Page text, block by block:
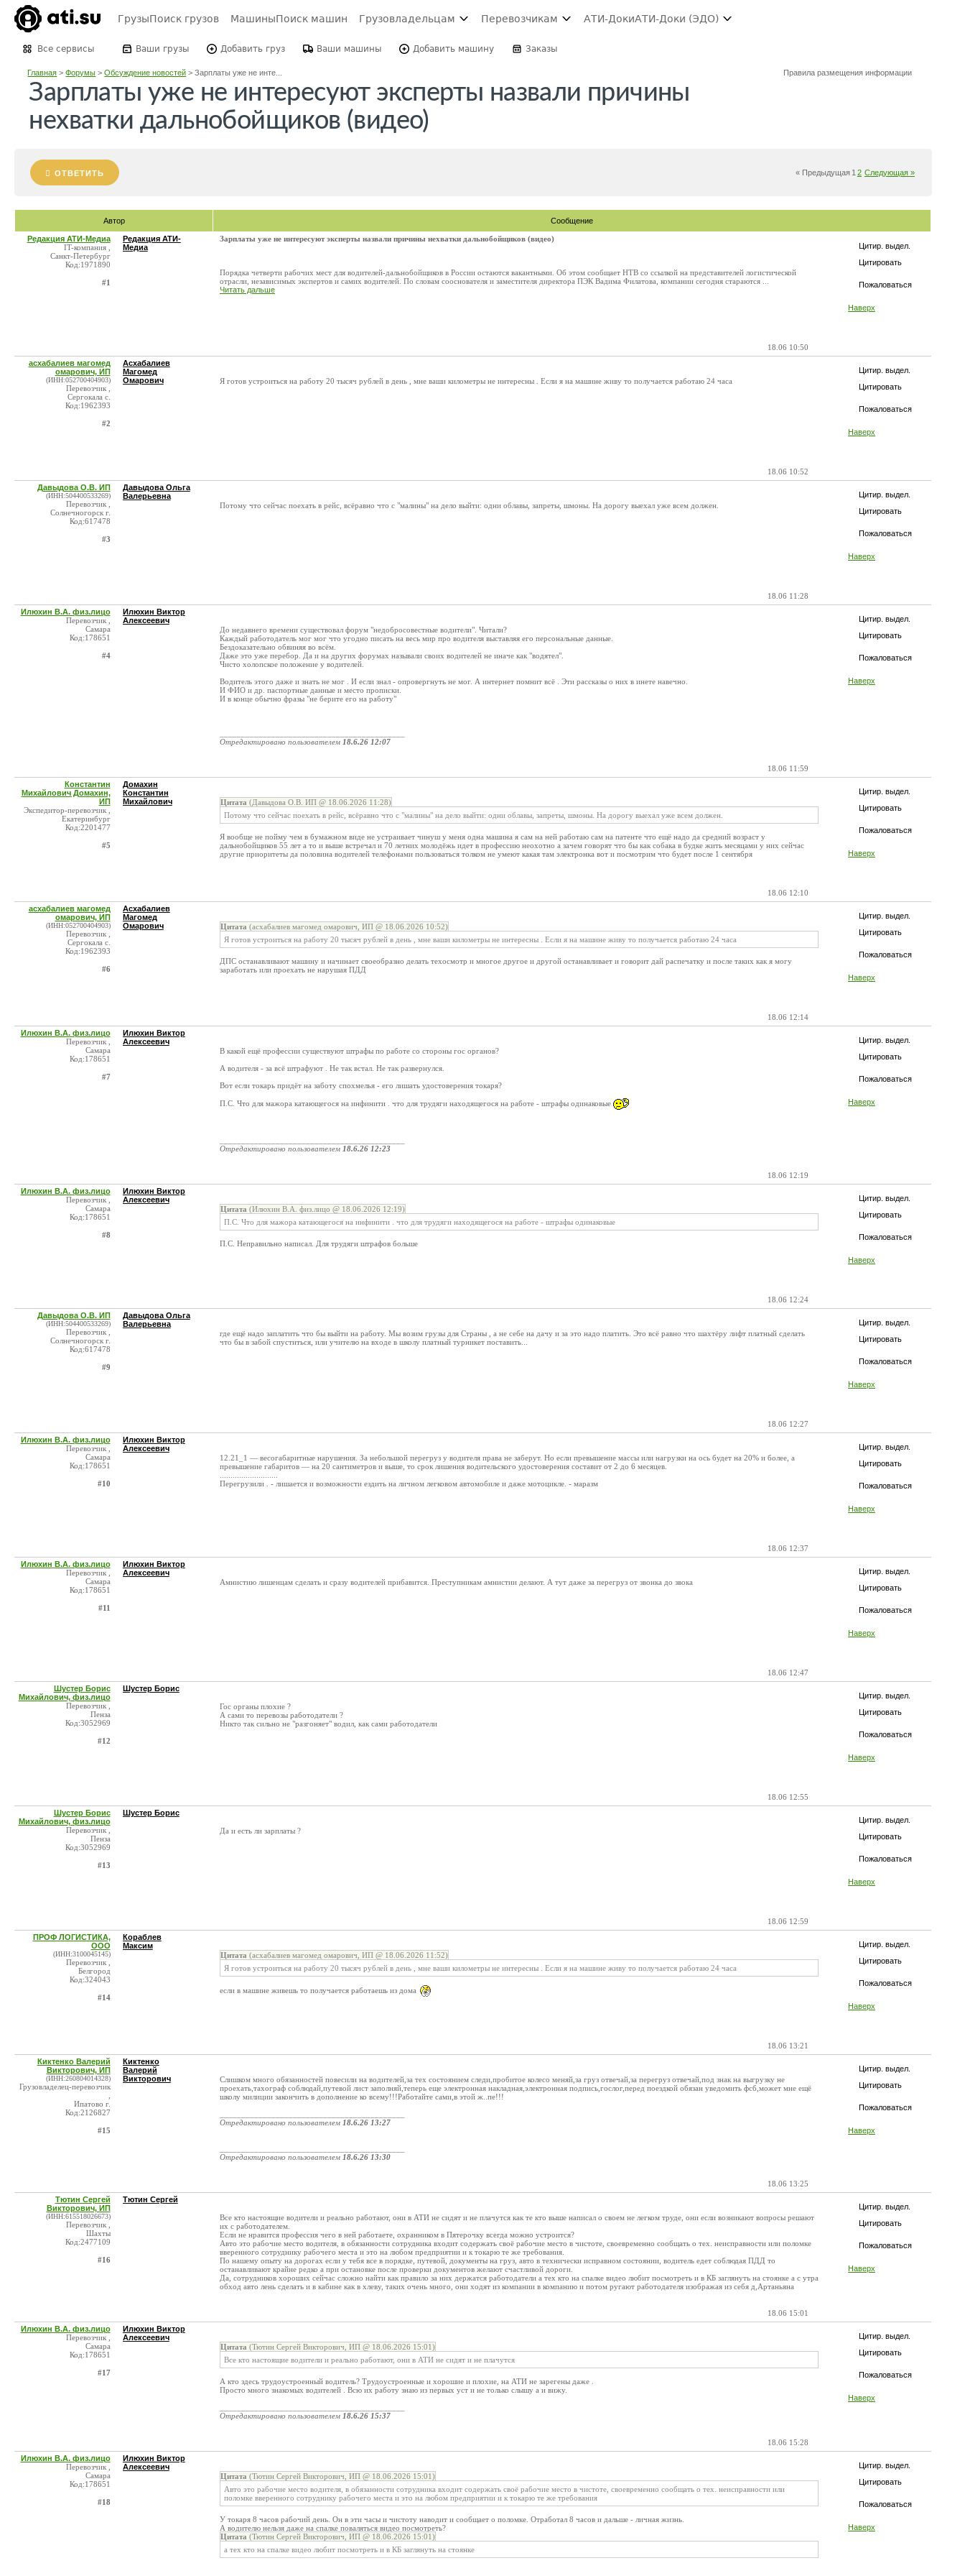
ГрузыПоиск грузов МашиныПоиск машин Грузовладельцам Перевозчикам АТИ-ДокиАТИ-Доки (ЭДО)
Все сервисы Ваши грузы Добавить груз Ваши машины Добавить машину Заказы
Главная >Форумы >Обсуждение новостей >Зарплаты уже не инте... Правила размещения информации
Зарплаты уже не интересуют эксперты назвали причины
нехватки дальнобойщиков (видео)
ОТВЕТИТЬ « Предыдущая 1 2 Следующая »
Автор Сообщение
Цитир. выдел.
Цитировать
Пожаловаться
Наверх
Редакция АТИ-Медиа
IT-компания ,
Санкт-Петербург
Код:1971890
#1
Редакция АТИ-
Медиа
Зарплаты уже не интересуют эксперты назвали причины нехватки дальнобойщиков (видео)
Порядка четверти рабочих мест для водителей-дальнобойщиков в России остаются вакантными. Об этом сообщает НТВ со ссылкой на представителей логистической
отрасли, независимых экспертов и самих водителей. По словам сооснователя и заместителя директора ПЭК Вадима Филатова, компании сегодня стараются ...
Читать дальше
18.06 10:50
Цитир. выдел.
Цитировать
Пожаловаться
Наверх
асхабалиев магомед
омарович, ИП
(ИНН:052700404903)
Перевозчик ,
Сергокала с.
Код:1962393
#2
Асхабалиев
Магомед
Омарович
Я готов устроиться на работу 20 тысяч рублей в день , мне ваши километры не интересны . Если я на машине живу то получается работаю 24 часа
18.06 10:52
Цитир. выдел.
Цитировать
Пожаловаться
Наверх
Давыдова О.В. ИП
(ИНН:504400533269)
Перевозчик ,
Солнечногорск г.
Код:617478
#3
Давыдова Ольга
Валерьевна
Потому что сейчас поехать в рейс, всёравно что с "малины" на дело выйти: одни облавы, запреты, шмоны. На дорогу выехал уже всем должен.
18.06 11:28
Цитир. выдел.
Цитировать
Пожаловаться
Наверх
Илюхин В.А. физ.лицо
Перевозчик ,
Самара
Код:178651
#4
Илюхин Виктор
Алексеевич
До недавнего времени существовал форум "недобросовестные водители". Читали?
Каждый работодатель мог мог что угодно писать на весь мир про водителя выставляя его персональные данные.
Бездоказательно обвиняя во всём.
Даже это уже перебор. Да и на других форумах называли своих водителей не иначе как "водятел".
Чисто холопское положение у водителей.
Водитель этого даже и знать не мог . И если знал - опровергнуть не мог. А интернет помнит всё . Эти рассказы о них в инете навечно.
И ФИО и др. паспортные данные и место прописки.
И в конце обычно фразы "не берите его на работу"
Отредактировано пользователем 18.6.26 12:07
18.06 11:59
Цитир. выдел.
Цитировать
Пожаловаться
Наверх
Константин
Михайлович Домахин,
ИП
Экспедитор-перевозчик ,
Екатеринбург
Код:2201477
#5
Домахин
Константин
Михайлович
Цитата (Давыдова О.В. ИП @ 18.06.2026 11:28)
Потому что сейчас поехать в рейс, всёравно что с "малины" на дело выйти: одни облавы, запреты, шмоны. На дорогу выехал уже всем должен.
Я вообще не пойму чем в бумажном виде не устраивает чинуш у меня одна машина я сам на ней работаю сам на патенте что ещё надо да средний возраст у
дальнобойщиков 55 лет а то и выше встречал и 70 летних молодёжь идет в профессию неохотно а зачем говорят что бы как собака в будке жить месяцами у них сейчас
другие приоритеты да половина водителей телефонами пользоваться толком не умеют какая там электронка вот и посмотрим что будет после 1 сентября
18.06 12:10
Цитир. выдел.
Цитировать
Пожаловаться
Наверх
асхабалиев магомед
омарович, ИП
(ИНН:052700404903)
Перевозчик ,
Сергокала с.
Код:1962393
#6
Асхабалиев
Магомед
Омарович
Цитата (асхабалиев магомед омарович, ИП @ 18.06.2026 10:52)
Я готов устроиться на работу 20 тысяч рублей в день , мне ваши километры не интересны . Если я на машине живу то получается работаю 24 часа
ДПС останавливают машину и начинает своеобразно делать техосмотр и многое другое и другой останавливает и говорит дай распечатку и после таких как я могу
заработать или проехать не нарушая ПДД
18.06 12:14
Цитир. выдел.
Цитировать
Пожаловаться
Наверх
Илюхин В.А. физ.лицо
Перевозчик ,
Самара
Код:178651
#7
Илюхин Виктор
Алексеевич
В какой ещё профессии существуют штрафы по работе со стороны гос органов?
А водителя - за всё штрафуют . Не так встал. Не так развернулся.
Вот если токарь придёт на заботу спохмелья - его лишать удостоверения токаря?
П.С. Что для мажора катающегося на инфинити . что для трудяги находящегося на работе - штрафы одинаковые
Отредактировано пользователем 18.6.26 12:23
18.06 12:19
Цитир. выдел.
Цитировать
Пожаловаться
Наверх
Илюхин В.А. физ.лицо
Перевозчик ,
Самара
Код:178651
#8
Илюхин Виктор
Алексеевич
Цитата (Илюхин В.А. физ.лицо @ 18.06.2026 12:19)
П.С. Что для мажора катающегося на инфинити . что для трудяги находящегося на работе - штрафы одинаковые
П.С. Неправильно написал. Для трудяги штрафов больше
18.06 12:24
Цитир. выдел.
Цитировать
Пожаловаться
Наверх
Давыдова О.В. ИП
(ИНН:504400533269)
Перевозчик ,
Солнечногорск г.
Код:617478
#9
Давыдова Ольга
Валерьевна
где ещё надо заплатить что бы выйти на работу. Мы возим грузы для Страны , а не себе на дачу и за это надо платить. Это всё равно что шахтёру лифт платный сделать
что бы в забой спуститься, или учителю на входе в школу платный турникет поставить...
18.06 12:27
Цитир. выдел.
Цитировать
Пожаловаться
Наверх
Илюхин В.А. физ.лицо
Перевозчик ,
Самара
Код:178651
#10
Илюхин Виктор
Алексеевич
12.21_1 — весогабаритные нарушения. За небольшой перегруз у водителя права не заберут. Но если превышение массы или нагрузки на ось будет на 20% и более, а
превышение габаритов — на 20 сантиметров и выше, то срок лишения водительского удостоверения составит от 2 до 6 месяцев.
Перегрузили . - лишается и возможности ездить на личном легковом автомобиле и даже мотоцикле. - маразм
18.06 12:37
Цитир. выдел.
Цитировать
Пожаловаться
Наверх
Илюхин В.А. физ.лицо
Перевозчик ,
Самара
Код:178651
#11
Илюхин Виктор
Алексеевич
Амнистию лишенцам сделать и сразу водителей прибавится. Преступникам амнистии делают. А тут даже за перегруз от звонка до звока
18.06 12:47
Цитир. выдел.
Цитировать
Пожаловаться
Наверх
Шустер Борис
Михайлович, физ.лицо
Перевозчик ,
Пенза
Код:3052969
#12
Шустер Борис
Гос органы плохие ?
А сами то перевозы работодатели ?
Никто так сильно не "разгоняет" водил, как сами работодатели
18.06 12:55
Цитир. выдел.
Цитировать
Пожаловаться
Наверх
Шустер Борис
Михайлович, физ.лицо
Перевозчик ,
Пенза
Код:3052969
#13
Шустер Борис
Да и есть ли зарплаты ?
18.06 12:59
Цитир. выдел.
Цитировать
Пожаловаться
Наверх
ПРОФ ЛОГИСТИКА,
ООО
(ИНН:3100045145)
Перевозчик ,
Белгород
Код:324043
#14
Кораблев
Максим
Цитата (асхабалиев магомед омарович, ИП @ 18.06.2026 11:52)
Я готов устроиться на работу 20 тысяч рублей в день , мне ваши километры не интересны . Если я на машине живу то получается работаю 24 часа
если в машине живешь то получается работаешь из дома
18.06 13:21
Цитир. выдел.
Цитировать
Пожаловаться
Наверх
Киктенко Валерий
Викторович, ИП
(ИНН:260804014328)
Грузовладелец-перевозчик
Ипатово г.
Код:2126827
#15
Киктенко
Валерий
Викторович
Слишком много обязанностей повесили на водителей,за тех состоянием следи,пробитое колесо меняй,за груз отвечай,за перегруз отвечай,под знак на выгрузку не
проехать,тахограф соблюдай,путевой лист заполняй,теперь еще электронная накладная,электронная подпись,гослог,перед поездкой обязан уведомить фсб,может мне ещё
школу милиции закончить в дополнение ко всему!!!Работайте сами,в этой ж..пе!!!
Отредактировано пользователем 18.6.26 13:27
Отредактировано пользователем 18.6.26 13:30
18.06 13:25
Цитир. выдел.
Цитировать
Пожаловаться
Наверх
Тютин Сергей
Викторович, ИП
(ИНН:615518026673)
Перевозчик ,
Шахты
Код:2477109
#16
Тютин Сергей
Все кто настоящие водители и реально работают, они в АТИ не сидят и не плачутся как те кто выше написал о своем не легком труде, они если возникают вопросы решают
их с работодателем.
Если не нравится профессия чего в ней работаете, охранником в Пятерочку всегда можно устроится?
Авто это рабочие место водителя, в обязанности сотрудника входит содержать своё рабочие место в чистоте, своевременно сообщать о тех. неисправности или поломке
вверенного сотруднику рабочего места и это на любом предприятии и к токарю те же требования.
По нашему опыту на дорогах если у тебя все в порядке, путевой, документы на груз, авто в технически исправном состоянии, водитель едет соблюдая ПДД то
останавливают крайне редко а при остановке после проверки документов желают счастливой дороги.
Да, сотрудников хороших сейчас сложно найти как правило за них держатся работодатели а тех кто на спалке видео любит посмотреть и в КБ заглянуть на стоянке а с утра
обход авто лень сделать и в кабине как в хлеву, таких очень много, они ходят из компании в компанию и потом ругают работодателя изображая из себя д,Артаньяна
18.06 15:01
Цитир. выдел.
Цитировать
Пожаловаться
Наверх
Илюхин В.А. физ.лицо
Перевозчик ,
Самара
Код:178651
#17
Илюхин Виктор
Алексеевич
Цитата (Тютин Сергей Викторович, ИП @ 18.06.2026 15:01)
Все кто настоящие водители и реально работают, они в АТИ не сидят и не плачутся
А кто здесь трудоустроенный водитель? Трудоустроенные и хорошие и плохие, на АТИ не зарегены даже .
Просто много знакомых водителей . Всю их работу знаю из первых уст и не только слышу а и вижу.
Отредактировано пользователем 18.6.26 15:37
18.06 15:28
Цитир. выдел.
Цитировать
Пожаловаться
Наверх
Илюхин В.А. физ.лицо
Перевозчик ,
Самара
Код:178651
#18
Илюхин Виктор
Алексеевич
Цитата (Тютин Сергей Викторович, ИП @ 18.06.2026 15:01)
Авто это рабочие место водителя, в обязанности сотрудника входит содержать своё рабочие место в чистоте, своевременно сообщать о тех. неисправности или
поломке вверенного сотруднику рабочего места и это на любом предприятии и к токарю те же требования
У токаря 8 часов рабочий день. Он в эти часы и чистоту наводит и сообщает о поломке. Отработал 8 часов и дальше - личная жизнь.
А водителю нельзя даже на спалке поваляться видео посмотреть?
Цитата (Тютин Сергей Викторович, ИП @ 18.06.2026 15:01)
а тех кто на спалке видео любит посмотреть и в КБ заглянуть на стоянке